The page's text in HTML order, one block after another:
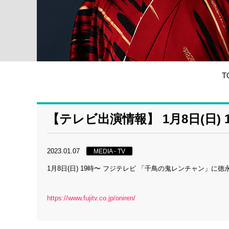
【テレビ出演情報】 1月8日(日
2023.01.07 MEDIA - TV
1月8日(日) 19時〜 フジテレビ 「千鳥の鬼レンチャン」に徳
https://www.fujitv.co.jp/oniren/